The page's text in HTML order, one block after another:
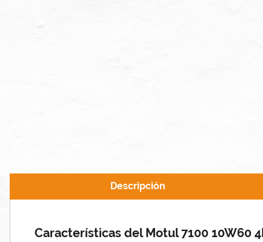
Descripción
Características del Motul 7100 10W60